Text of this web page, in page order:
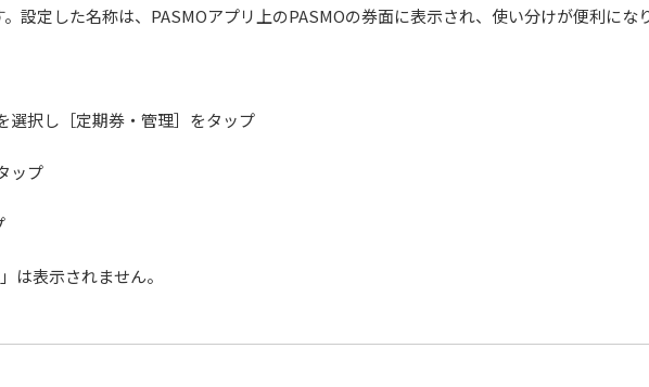
設定した名称は、PASMOアプリ上のPASMOの券面に表示され、使い分けが便利にな
選択し［定期券・管理］をタップ
ップ
は表示されません。